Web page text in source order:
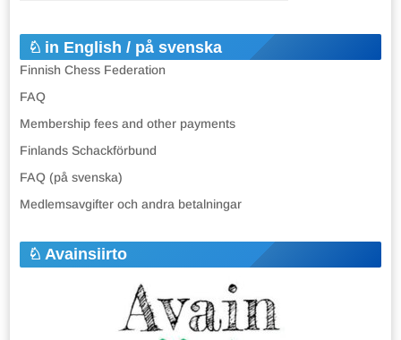
in English / på svenska
Finnish Chess Federation
FAQ
Membership fees and other payments
Finlands Schackförbund
FAQ (på svenska)
Medlemsavgifter och andra betalningar
Avainsiirto